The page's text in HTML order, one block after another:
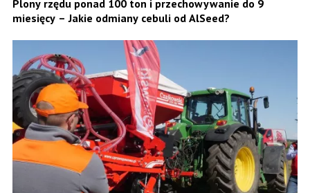
Plony rzędu ponad 100 ton i przechowywanie do 9
miesięcy – Jakie odmiany cebuli od AlSeed?